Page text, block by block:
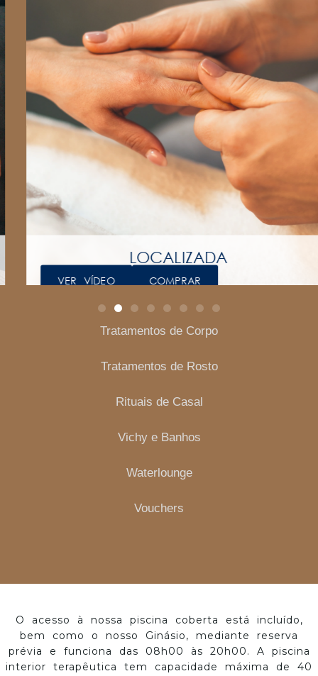
Tratamentos de Corpo
Tratamentos de Rosto
Rituais de Casal
Vichy e Banhos
Waterlounge
Vouchers
LOCALIZADA
VER VÍDEO COMPRAR
O acesso à nossa piscina coberta está incluído,
bem como o nosso Ginásio, mediante reserva
prévia e funciona das 08h00 às 20h00. A piscina
interior terapêutica tem capacidade máxima de 40